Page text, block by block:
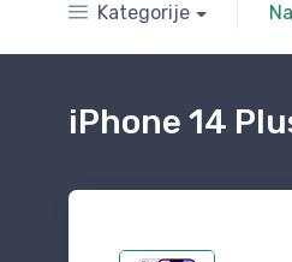
Kategorije
iPhone 14